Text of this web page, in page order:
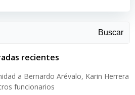
Buscar
recientes
a Bernardo Arévalo, Karin Herrera
funcionarios